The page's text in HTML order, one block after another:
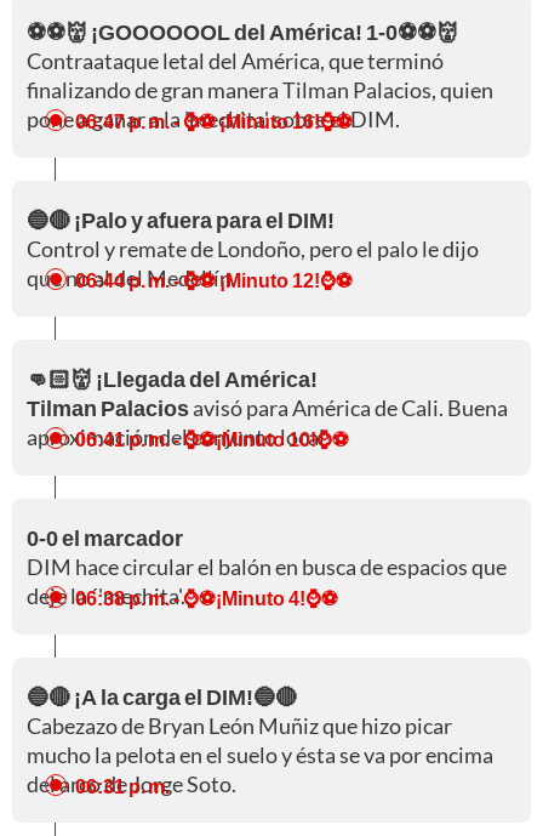
⚽⚽👹 ¡GOOOOOOL del América! 1-0⚽⚽👹
Contraataque letal del América, que terminó
finalizando de gran manera Tilman Palacios, quien
pone a ganar a la 'mechita' sobre el DIM.
06:47 p. m.- ⌚⚽ ¡Minuto 16!⌚⚽
🔵🔴 ¡Palo y afuera para el DIM!
Control y remate de Londoño, pero el palo le dijo
que no al del Medellín.
06:44 p. m.- ⌚⚽ ¡Minuto 12!⌚⚽
👊🏻👹 ¡Llegada del América!
Tilman Palaciosavisó para América de Cali. Buena
aproximación del conjunto local.
06:41 p. m.- ⌚⚽¡Minuto 10!⌚⚽
0-0 el marcador
DIM hace circular el balón en busca de espacios que
deje la ´'mechita'.
06:38 p. m.- ⌚⚽¡Minuto 4!⌚⚽
🔵🔴 ¡A la carga el DIM!🔵🔴
Cabezazo de Bryan León Muñizque hizo picar
mucho la pelota en el suelo y ésta se va por encima
del arco de Jorge Soto.
06:31 p. m.